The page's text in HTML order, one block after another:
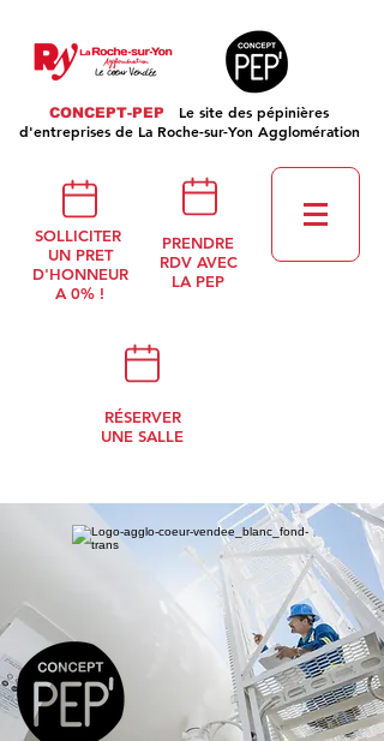
CONCEPT-PEP
Le site des pépinières
d'entreprises de La Roche-sur-Yon Agglomération
SOLLICITER
UN PRET
D'HONNEUR
A 0% !
PRENDRE
RDV AVEC
LA PEP
RÉSERVER
UNE SALLE